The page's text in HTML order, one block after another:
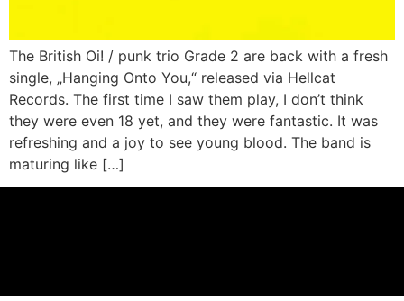
The British Oi! / punk trio Grade 2 are back with a fresh
single, „Hanging Onto You,“ released via Hellcat
Records. The first time I saw them play, I don’t think
they were even 18 yet, and they were fantastic. It was
refreshing and a joy to see young blood. The band is
maturing like […]